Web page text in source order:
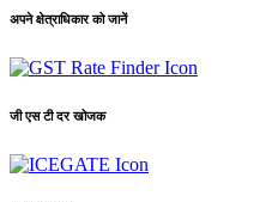
अपने क्षेत्राधिकार को जानें
जी एस टी दर खोजक